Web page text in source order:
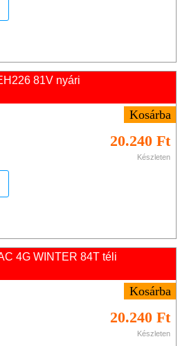
81V nyári
20.240 Ft
Készleten
4G WINTER 84T téli
20.240 Ft
Készleten